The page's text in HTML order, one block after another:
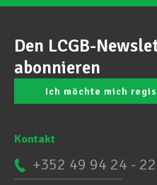
Den LCGB-
abonnieren
Ich möchte mich
Kontakt
+352 49 94 24 -